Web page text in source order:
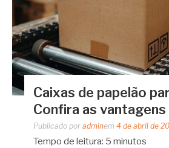
Caixas de papelão
Confira as
Publicado por adminem 4 de abril de
Tempo de leitura: 5 minutos